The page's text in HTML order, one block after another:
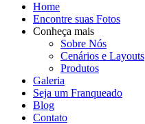
Home
Encontre suas Fotos
Conheça mais
Sobre Nós
Cenários e Layouts
Produtos
Galeria
Seja um Franqueado
Blog
Contato